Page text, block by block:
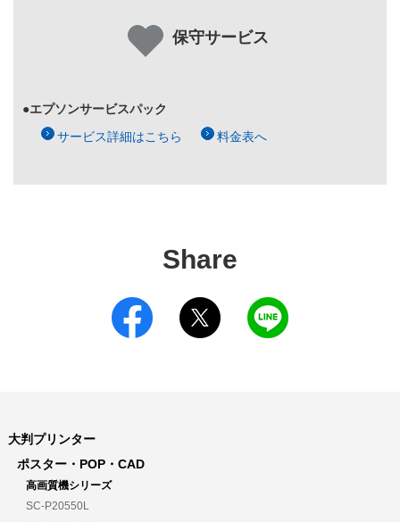
保守サービス
●エプソンサービスパック
サービス詳細はこちら
料金表へ
Share
大判プリンター
ポスター・POP・CAD
高画質機シリーズ
SC-P20550L